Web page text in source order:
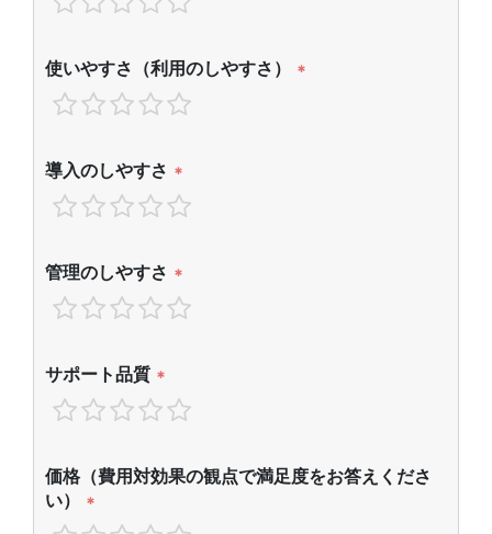
使いやすさ（利用のしやすさ） *
導入のしやすさ *
管理のしやすさ *
サポート品質 *
価格（費用対効果の観点で満足度をお答えくださ
い）
*